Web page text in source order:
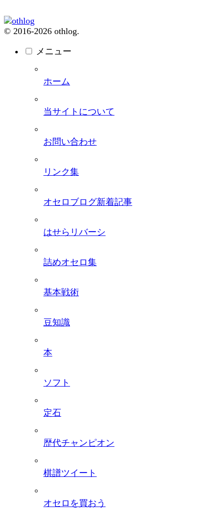
© 2016-2026 othlog.
メニュー
ホーム
当サイトについて
お問い合わせ
リンク集
オセロブログ新着記事
はせらリバーシ
詰めオセロ集
基本戦術
豆知識
本
ソフト
定石
歴代チャンピオン
棋譜ツイート
オセロを買おう